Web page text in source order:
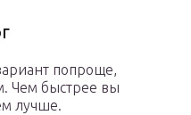
попроще,
Чем быстрее вы
лучше.